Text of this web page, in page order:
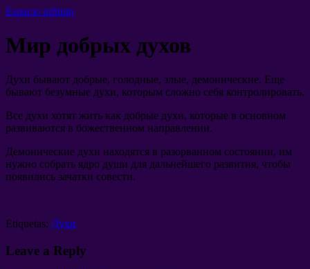
Espacio infinito
Мир добрых духов
Духи бывают добрые, голодные, злые, демонические. Еще
бывают безумные духи, которым сложно себя контролировать.
Все духи хотят жить как добрые духи, которые в основном
развиваются в божественном направлении.
Демонические духи находятся в разорванном состоянии, им
нужно собрать ядро души для дальнейшего развития, чтобы
появились зачатки совести.
Etiquetas: Духи
Leave a Reply